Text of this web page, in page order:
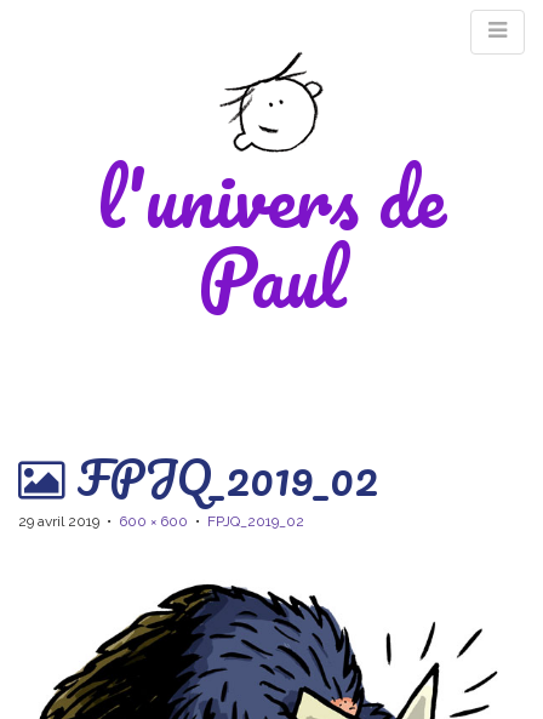
l'univers de
Paul
FPJQ_2019_02
29 avril 2019 • 600 × 600 • FPJQ_2019_02